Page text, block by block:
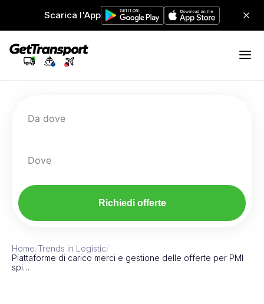
Scarica l'App
Da dove
Dove
Richiedi offerte
Home/Trends in Logistic/
Piattaforme di carico merci e gestione delle offerte per PMI
spi…